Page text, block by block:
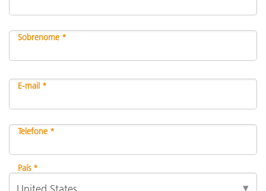
Sobrenome *
E-mail *
Telefone *
País *